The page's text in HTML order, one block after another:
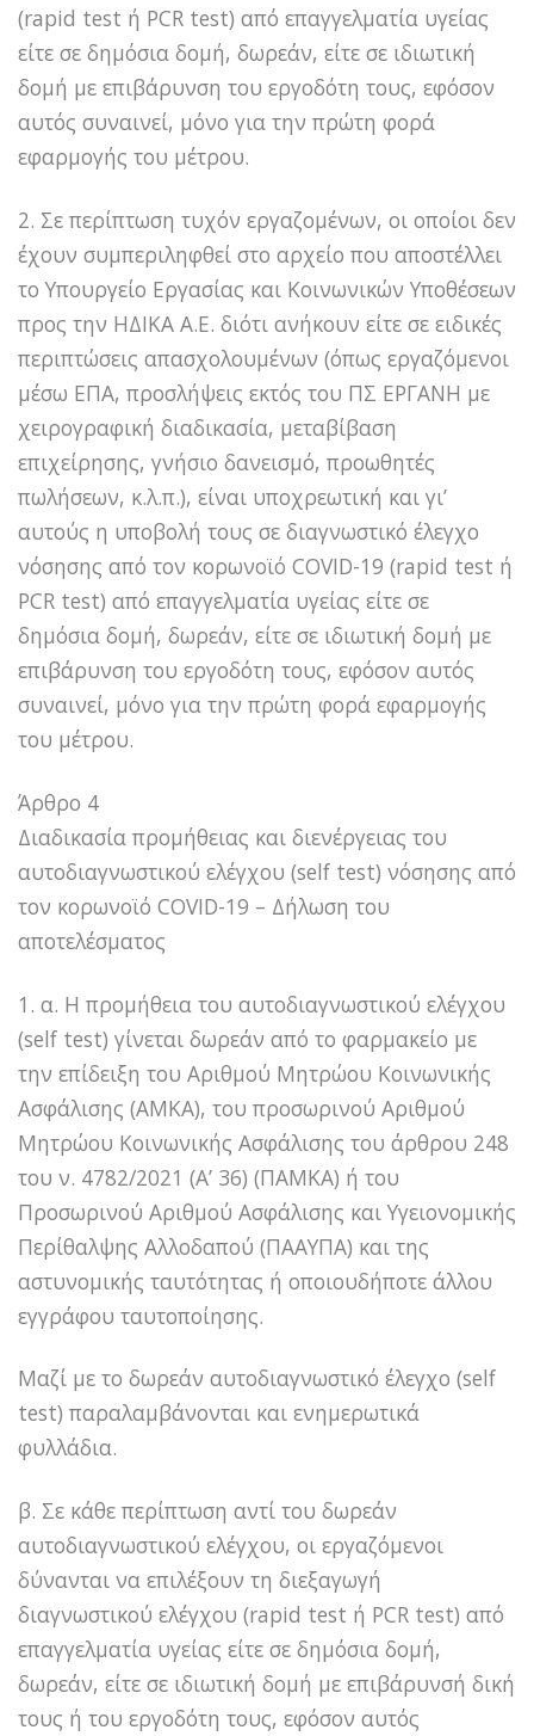
(rapid test ή PCR test) από επαγγελματία υγείας
είτε σε δημόσια δομή, δωρεάν, είτε σε ιδιωτική
δομή με επιβάρυνση του εργοδότη τους, εφόσον
αυτός συναινεί, μόνο για την πρώτη φορά
εφαρμογής του μέτρου.
2. Σε περίπτωση τυχόν εργαζομένων, οι οποίοι δεν
έχουν συμπεριληφθεί στο αρχείο που αποστέλλει
το Υπουργείο Εργασίας και Κοινωνικών Υποθέσεων
προς την ΗΔΙΚΑ Α.Ε. διότι ανήκουν είτε σε ειδικές
περιπτώσεις απασχολουμένων (όπως εργαζόμενοι
μέσω ΕΠΑ, προσλήψεις εκτός του ΠΣ ΕΡΓΑΝΗ με
χειρογραφική διαδικασία, μεταβίβαση
επιχείρησης, γνήσιο δανεισμό, προωθητές
πωλήσεων, κ.λ.π.), είναι υποχρεωτική και γι’
αυτούς η υποβολή τους σε διαγνωστικό έλεγχο
νόσησης από τον κορωνοϊό COVID-19 (rapid test ή
PCR test) από επαγγελματία υγείας είτε σε
δημόσια δομή, δωρεάν, είτε σε ιδιωτική δομή με
επιβάρυνση του εργοδότη τους, εφόσον αυτός
συναινεί, μόνο για την πρώτη φορά εφαρμογής
του μέτρου.
Άρθρο 4
Διαδικασία προμήθειας και διενέργειας του
αυτοδιαγνωστικού ελέγχου (self test) νόσησης από
τον κορωνοϊό COVID-19 – Δήλωση του
αποτελέσματος
1. α. Η προμήθεια του αυτοδιαγνωστικού ελέγχου
(self test) γίνεται δωρεάν από το φαρμακείο με
την επίδειξη του Αριθμού Μητρώου Κοινωνικής
Ασφάλισης (ΑΜΚΑ), του προσωρινού Αριθμού
Μητρώου Κοινωνικής Ασφάλισης του άρθρου 248
του ν. 4782/2021 (Α’ 36) (ΠΑΜΚΑ) ή του
Προσωρινού Αριθμού Ασφάλισης και Υγειονομικής
Περίθαλψης Αλλοδαπού (ΠΑΑΥΠΑ) και της
αστυνομικής ταυτότητας ή οποιουδήποτε άλλου
εγγράφου ταυτοποίησης.
Μαζί με το δωρεάν αυτοδιαγνωστικό έλεγχο (self
test) παραλαμβάνονται και ενημερωτικά
φυλλάδια.
β. Σε κάθε περίπτωση αντί του δωρεάν
αυτοδιαγνωστικού ελέγχου, οι εργαζόμενοι
δύνανται να επιλέξουν τη διεξαγωγή
διαγνωστικού ελέγχου (rapid test ή PCR test) από
επαγγελματία υγείας είτε σε δημόσια δομή,
δωρεάν, είτε σε ιδιωτική δομή με επιβάρυνσή δική
τους ή του εργοδότη τους, εφόσον αυτός